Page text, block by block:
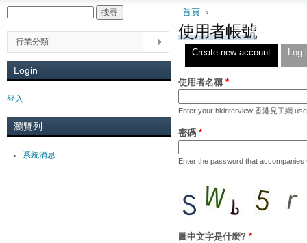
You are here
首頁›
使用者帳號
Create new account Log
使用者名稱 *
Enter your hkinterview 香港見工網
密碼 *
Enter the password that
圖中文字是什麼? *
行業分類
Login
登入
瀏覽列
系統消息